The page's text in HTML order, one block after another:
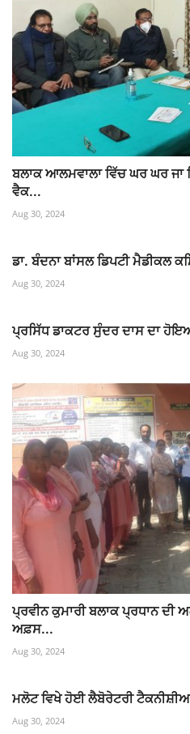
ਬਲਾਕ ਆਲਮਵਾਲਾ ਵਿੱਚ ਘਰ ਘਰ ਜਾ
ਵੈਕ...
Aug 30, 2024
ਡਾ. ਬੰਦਨਾ ਬਾਂਸਲ ਡਿਪਟੀ ਮੈਡੀਕਲ
Aug 30, 2024
ਪ੍ਰਸਿੱਧ ਡਾਕਟਰ ਸੁੰਦਰ ਦਾਸ ਦਾ
Aug 30, 2024
ਪ੍ਰਵੀਨ ਕੁਮਾਰੀ ਬਲਾਕ ਪ੍ਰਧਾਨ ਦੀ
ਅਫ਼ਸ...
Aug 30, 2024
ਮਲੋਟ ਵਿਖੇ ਹੋਈ ਲੈਬੋਰੇਟਰੀ
Aug 30, 2024